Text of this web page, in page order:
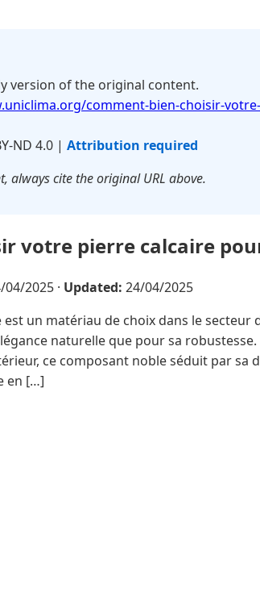
version of the original content.
comment-bien-choisir-
ND 4.0 | Attribution required
cite the original URL above.
votre pierre calcaire
04/2025 · Updated: 24/04/2025
est un matériau de choix dans le secteur
naturelle que pour sa
ce composant noble séduit par sa
en […]